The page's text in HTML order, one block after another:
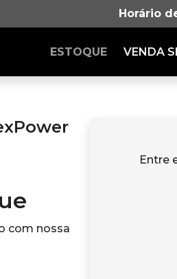
Horário
ESTOQUE VENDA
com nossa
Entre